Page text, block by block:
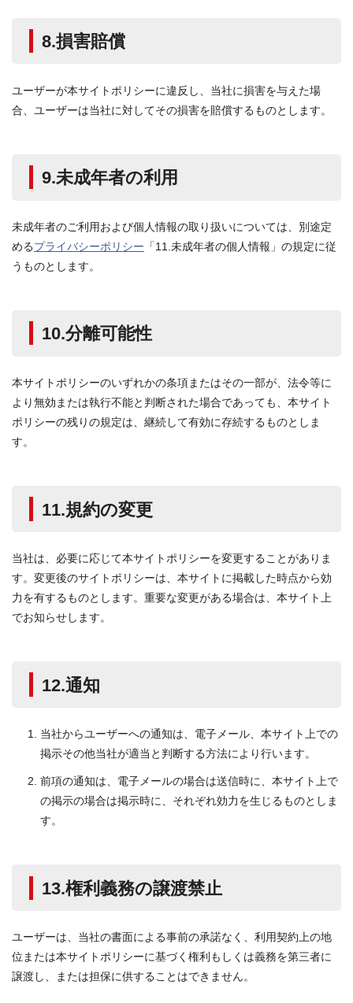
8.損害賠償
ユーザーが本サイトポリシーに違反し、当社に損害を与えた場
合、ユーザーは当社に対してその損害を賠償するものとします。
9.未成年者の利用
未成年者のご利用および個人情報の取り扱いについては、別途定
めるプライバシーポリシー 「11.未成年者の個人情報」の規定に従
うものとします。
10.分離可能性
本サイトポリシーのいずれかの条項またはその一部が、法令等に
より無効または執行不能と判断された場合であっても、本サイト
ポリシーの残りの規定は、継続して有効に存続するものとしま
す。
11.規約の変更
当社は、必要に応じて本サイトポリシーを変更することがありま
す。変更後のサイトポリシーは、本サイトに掲載した時点から効
力を有するものとします。重要な変更がある場合は、本サイト上
でお知らせします。
12.通知
当社からユーザーへの通知は、電子メール、本サイト上での
掲示その他当社が適当と判断する方法により行います。
前項の通知は、電子メールの場合は送信時に、本サイト上で
の掲示の場合は掲示時に、それぞれ効力を生じるものとしま
す。
13.権利義務の譲渡禁止
ユーザーは、当社の書面による事前の承諾なく、利用契約上の地
位または本サイトポリシーに基づく権利もしくは義務を第三者に
譲渡し、または担保に供することはできません。